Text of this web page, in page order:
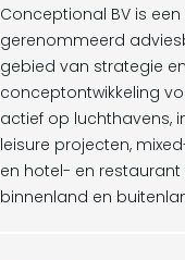
Conceptional BV is een
gerenommeerd
gebied van strategie en
conceptontwikkeling
actief op luchthavens,
leisure projecten,
en hotel- en restaurant
binnenland en